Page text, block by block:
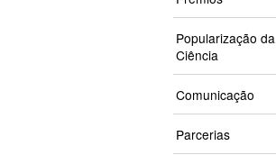
Popularização da
Ciência
Comunicação
Parcerias